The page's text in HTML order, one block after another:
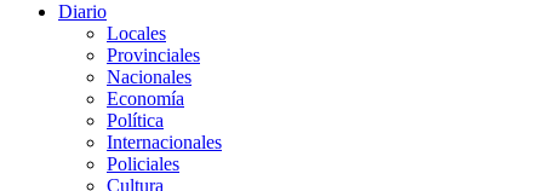
Diario
Locales
Provinciales
Nacionales
Economía
Política
Internacionales
Policiales
Cultura